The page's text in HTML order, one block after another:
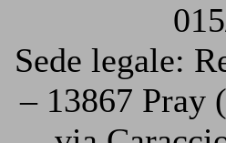
Sede legale:
– 13867 Pray